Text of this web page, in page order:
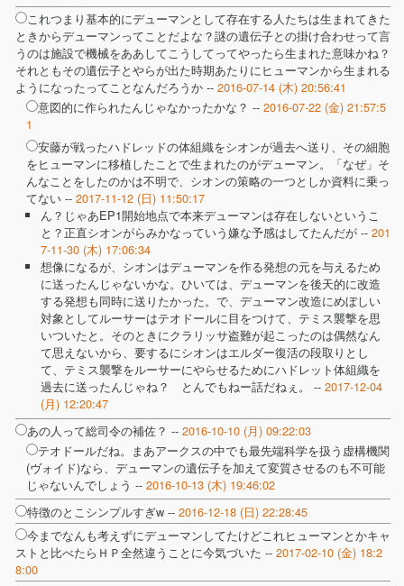
これつまり基本的にデューマンとして存在する人たちは生まれてきた
ときからデューマンってことだよな？謎の遺伝子との掛け合わせって言
うのは施設で機械をああしてこうしてってやったら生まれた意味かね？
それともその遺伝子とやらが出た時期あたりにヒューマンから生まれる
ようになったってことなんだろうか -- 2016-07-14 (木) 20:56:41
意図的に作られたんじゃなかったかな？ -- 2016-07-22 (金) 21:57:5
1
安藤が戦ったハドレッドの体組織をシオンが過去へ送り、その細胞
をヒューマンに移植したことで生まれたのがデューマン。「なぜ」そ
んなことをしたのかは不明で、シオンの策略の一つとしか資料に乗っ
てない -- 2017-11-12 (日) 11:50:17
ん？じゃあEP1開始地点で本来デューマンは存在しないというこ
と？正直シオンがらみかなっていう嫌な予感はしてたんだが -- 201
7-11-30 (木) 17:06:34
想像になるが、シオンはデューマンを作る発想の元を与えるため
に送ったんじゃないかな。ひいては、デューマンを後天的に改造
する発想も同時に送りたかった。で、デューマン改造にめぼしい
対象としてルーサーはテオドールに目をつけて、テミス襲撃を思
いついたと。そのときにクラリッサ盗難が起こったのは偶然なん
て思えないから、要するにシオンはエルダー復活の段取りとし
て、テミス襲撃をルーサーにやらせるためにハドレット体組織を
過去に送ったんじゃね？ とんでもねー話だねぇ。 -- 2017-12-04
(月) 12:20:47
あの人って総司令の補佐？ -- 2016-10-10 (月) 09:22:03
テオドールだね。まあアークスの中でも最先端科学を扱う虚構機関
(ヴォイド)なら、デューマンの遺伝子を加えて変質させるのも不可能
じゃないんでしょう -- 2016-10-13 (木) 19:46:02
特徴のとこシンプルすぎw -- 2016-12-18 (日) 22:28:45
今までなんも考えずにデューマンしてたけどこれヒューマンとかキャ
ストと比べたらＨＰ全然違うことに今気づいた -- 2017-02-10 (金) 18:2
8:00